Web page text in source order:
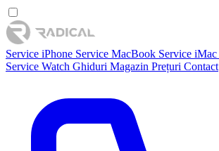
Service iPhone Service MacBook Service iMac
Service Watch Ghiduri Magazin Prețuri Contact